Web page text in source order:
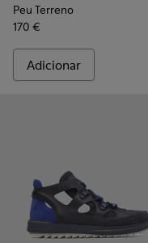
Peu Terreno
170 €
Adicionar